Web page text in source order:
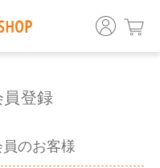
登録
のお客様